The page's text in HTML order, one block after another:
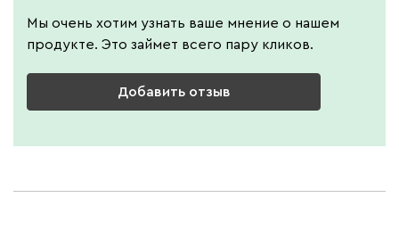
Мы очень хотим узнать ваше мнение о нашем
продукте. Это займет всего пару кликов.
Добавить отзыв